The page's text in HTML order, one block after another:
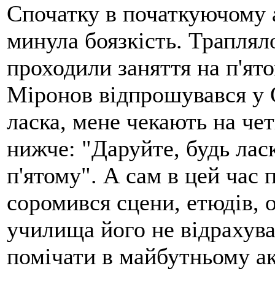
Спочатку в початкуючому
минула боязкість.
проходили заняття на
Міронов відпрошувався у
ласка, мене чекають на
нижче: "Даруйте, будь
п'ятому". А сам в цей час
соромився сцени, етюдів,
училища його не
помічати в майбутньому